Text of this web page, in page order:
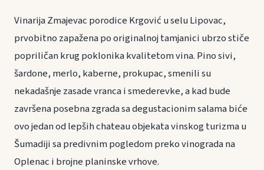
Vinarija Zmajevac porodice Krgović u selu Lipovac,
prvobitno zapažena po originalnoj tamjanici ubrzo stiče
popriličan krug poklonika kvalitetom vina. Pino sivi,
šardone, merlo, kaberne, prokupac, smenili su
nekadašnje zasade vranca i smederevke, a kad bude
završena posebna zgrada sa degustacionim salama biće
ovo jedan od lepših chateau objekata vinskog turizma u
Šumadiji sa predivnim pogledom preko vinograda na
Oplenac i brojne planinske vrhove.